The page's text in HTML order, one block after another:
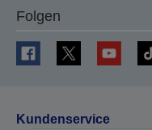
Folgen
Kundenservice